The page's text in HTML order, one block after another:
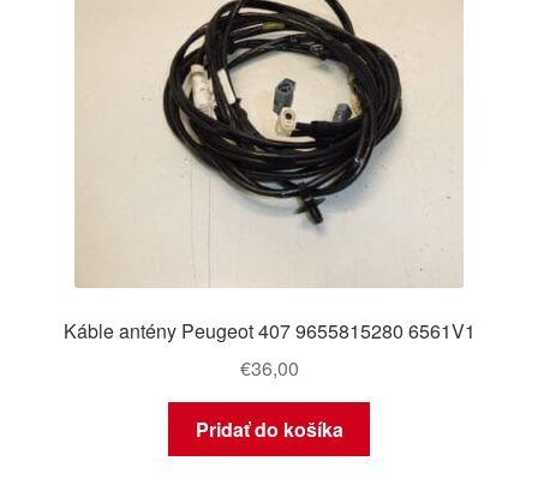
Káble antény Peugeot 407 9655815280 6561V1
€36,00
Pridať do košíka